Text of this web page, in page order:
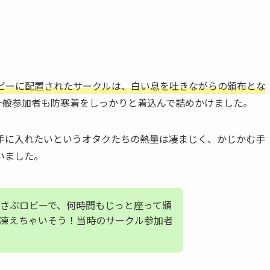
に配置されたサークルは、白い息を吐きながらの頒布とな
参加者も防寒着をしっかりと着込んで詰めかけました。
入れたいというオタクたちの熱量は凄まじく、かじかむ手
した。
ぶロビーで、何時間もじっと座って頒
ちゃいそう！当時のサークル参加者